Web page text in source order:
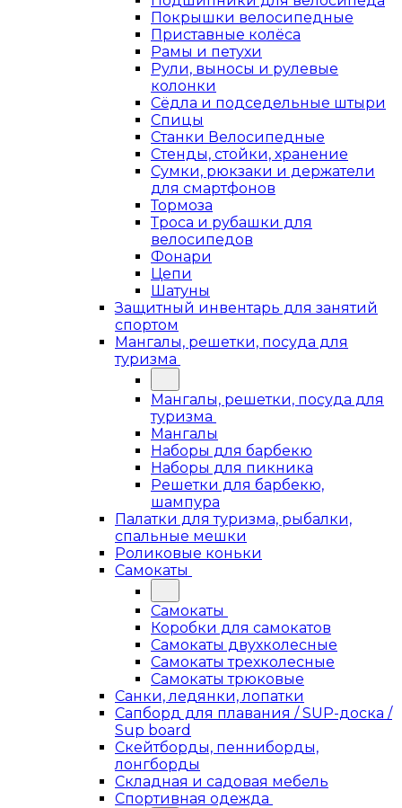
Покрышки велосипедные
Приставные колёса
Рамы и петухи
Рули, выносы и рулевые
колонки
Сёдла и подседельные штыри
Спицы
Станки Велосипедные
Стенды, стойки, хранение
Сумки, рюкзаки и держатели
для смартфонов
Тормоза
Троса и рубашки для
велосипедов
Фонари
Цепи
Шатуны
Защитный инвентарь для занятий
спортом
Мангалы, решетки, посуда для
туризма
Мангалы, решетки, посуда для
туризма
Мангалы
Наборы для барбекю
Наборы для пикника
Решетки для барбекю,
шампура
Палатки для туризма, рыбалки,
спальные мешки
Роликовые коньки
Самокаты
Самокаты
Коробки для самокатов
Самокаты двухколесные
Самокаты трехколесные
Самокаты трюковые
Санки, ледянки, лопатки
Сапборд для плавания / SUP-доска /
Sup board
Скейтборды, пенниборды,
лонгборды
Складная и садовая мебель
Спортивная одежда